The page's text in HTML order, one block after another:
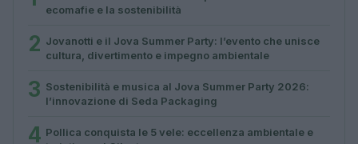
ecomafie e la sostenibilità
2 Jovanotti e il Jova Summer Party: l’evento che unisce
cultura, divertimento e impegno ambientale
3 Sostenibilità e musica al Jova Summer Party 2026:
l’innovazione di Seda Packaging
4 Pollica conquista le 5 vele: eccellenza ambientale e